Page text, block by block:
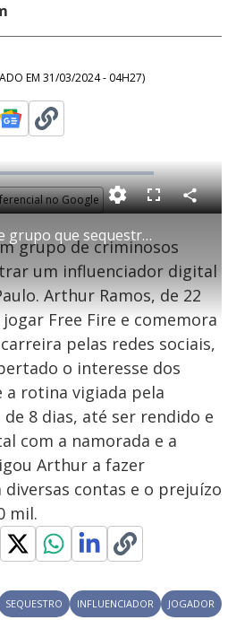
EM 31/03/2024 - 04H27)
no Google
P
l
a
y
V
i
d
Polícia prende grupo que sequestrou influenciador digital
F
s
c
e
C
o
i
l
h
a
grupo de criminosos
um influenciador digital
Arthur Ramos, de 22
Free Fire e comemora
pelas redes sociais,
o interesse dos
a rotina vigiada pela
8 dias, até ser rendido e
com a namorada e a
Arthur a fazer
contas e o prejuízo
mil.
SEQUESTRO INFLUENCIADOR JOGADOR